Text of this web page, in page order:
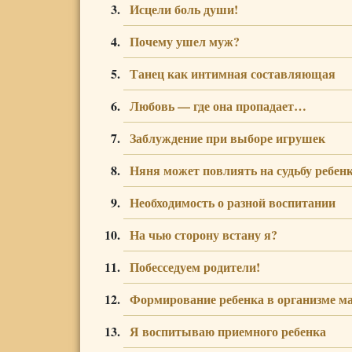
Исцели боль души!
Почему ушел муж?
Танец как интимная составляющая
Любовь — где она пропадает…
Заблуждение при выборе игрушек
Няня может повлиять на судьбу
Необходимость о разной воспитании
На чью сторону встану я?
Побесседуем родители!
Формирование ребенка в организме
Я воспитываю приемного ребенка